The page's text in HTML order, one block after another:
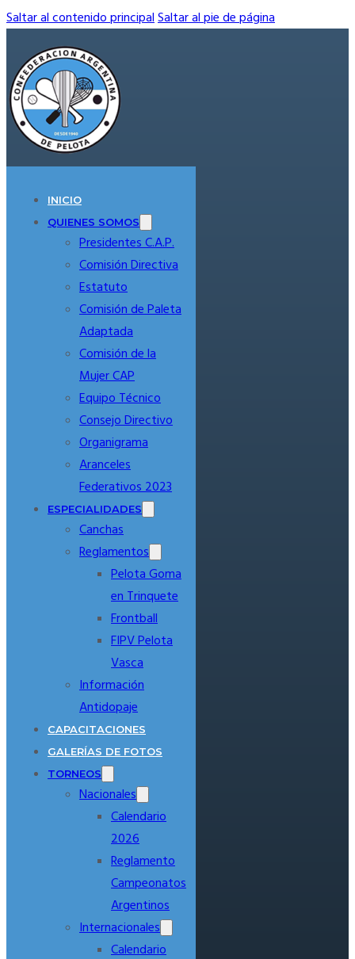
Saltar al contenido principal Saltar al pie de página
INICIO
QUIENES SOMOS
Presidentes C.A.P.
Comisión Directiva
Estatuto
Comisión de Paleta
Adaptada
Comisión de la
Mujer CAP
Equipo Técnico
Consejo Directivo
Organigrama
Aranceles
Federativos 2023
ESPECIALIDADES
Canchas
Reglamentos
Pelota Goma
en Trinquete
Frontball
FIPV Pelota
Vasca
Información
Antidopaje
CAPACITACIONES
GALERÍAS DE FOTOS
TORNEOS
Nacionales
Calendario
2026
Reglamento
Campeonatos
Argentinos
Internacionales
Calendario